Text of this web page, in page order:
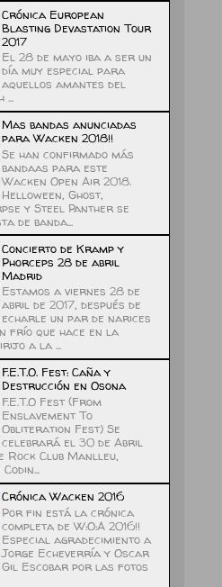
Crónica European
Blasting Devastation Tour
2017
El 28 de mayo iba a ser un
día muy especial para
aquellos amantes del
...
Mas bandas anunciadas
para Wacken 2018!!
Se han confirmado más
bandaas para este
Wacken Open Air 2018.
Helloween, Ghost,
y Steel Panther se
de banda...
Concierto de Kramp y
Phorceps 28 de abril
Madrid
Estamos a viernes 28 de
abril de 2017, después de
echarle un par de narices
frío que hace en la
a la ...
F.E.T.O. Fest: Caña y
Destrucción en Osona
F.E.T.O Fest (From
Enslavement To
Obliteration Fest) Se
celebrará el 30 de Abril
Rock Club Manlleu,
Crónica Wacken 2016
Por fin está la crónica
completa de W:O:A 2016!!
Especial agradecimiento a
Jorge Echeverría y Oscar
Gil Escobar por las fotos